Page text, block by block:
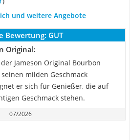
und weitere Angebote
Bewertung: GUT
Original:
Jameson Original Bourbon
milden Geschmack
er sich für Genießer, die auf
Geschmack stehen.
07/2026